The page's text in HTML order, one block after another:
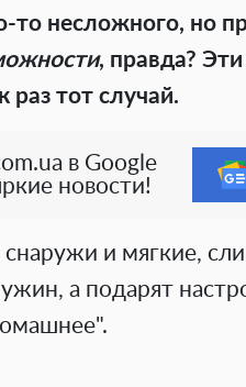
то несложного, но
, правда?
раз тот случай.
в Google
новости!
и мягкие,
а подарят